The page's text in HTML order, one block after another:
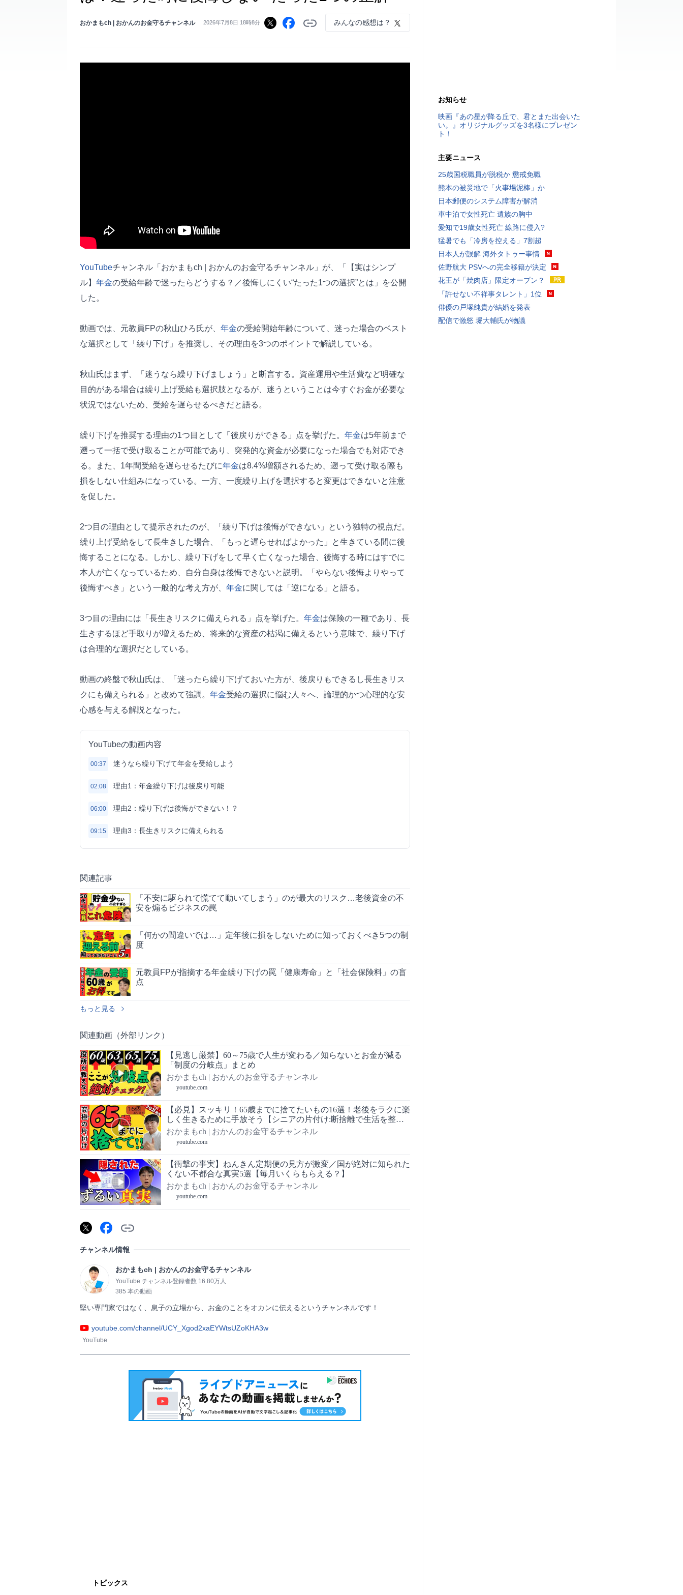
おかまもch | おかんのお金守るチャンネル 2026年7月8日 18時8分 みんなの感想は？
YouTubeチャンネル「おかまもch | おかんのお金守るチャンネル」が、「【実はシンプ
ル】 年金の受給年齢で迷ったらどうする？／後悔しにくい“たった1つの選択”とは」を公開
した。
動画では、元教員FPの秋山ひろ氏が、 年金の受給開始年齢について、迷った場合のベスト
な選択として「繰り下げ」を推奨し、その理由を3つのポイントで解説している。
秋山氏はまず、「迷うなら繰り下げましょう」と断言する。資産運用や生活費など明確な
目的がある場合は繰り上げ受給も選択肢となるが、迷うということは今すぐお金が必要な
状況ではないため、受給を遅らせるべきだと語る。
繰り下げを推奨する理由の1つ目として「後戻りができる」点を挙げた。 年金は5年前まで
遡って一括で受け取ることが可能であり、突発的な資金が必要になった場合でも対応でき
る。また、1年間受給を遅らせるたびに年金は8.4%増額されるため、遡って受け取る際も
損をしない仕組みになっている。一方、一度繰り上げを選択すると変更はできないと注意
を促した。
2つ目の理由として提示されたのが、「繰り下げは後悔ができない」という独特の視点だ。
繰り上げ受給をして長生きした場合、「もっと遅らせればよかった」と生きている間に後
悔することになる。しかし、繰り下げをして早く亡くなった場合、後悔する時にはすでに
本人が亡くなっているため、自分自身は後悔できないと説明。「やらない後悔よりやって
後悔すべき」という一般的な考え方が、 年金に関しては「逆になる」と語る。
3つ目の理由には「長生きリスクに備えられる」点を挙げた。 年金は保険の一種であり、長
生きするほど手取りが増えるため、将来的な資産の枯渇に備えるという意味で、繰り下げ
は合理的な選択だとしている。
動画の終盤で秋山氏は、「迷ったら繰り下げておいた方が、後戻りもできるし長生きリス
クにも備えられる」と改めて強調。 年金受給の選択に悩む人々へ、論理的かつ心理的な安
心感を与える解説となった。
YouTubeの動画内容
00:37 迷うなら繰り下げて年金を受給しよう
02:08 理由1：年金繰り下げは後戻り可能
06:00 理由2：繰り下げは後悔ができない！？
09:15 理由3：長生きリスクに備えられる
関連記事
「不安に駆られて慌てて動いてしまう」のが最大のリスク…老後資金の不
安を煽るビジネスの罠
「何かの間違いでは…」定年後に損をしないために知っておくべき5つの制
度
元教員FPが指摘する年金繰り下げの罠「健康寿命」と「社会保険料」の盲
点
もっと見る
関連動画（外部リンク）
【見逃し厳禁】60～75歳で人生が変わる／知らないとお金が減る
「制度の分岐点」まとめ
おかまもch | おかんのお金守るチャンネル
youtube.com
【必見】スッキリ！65歳までに捨てたいもの16選！老後をラクに楽
しく生きるために手放そう【シニアの片付け:断捨離で生活を整え
る】
おかまもch | おかんのお金守るチャンネル
youtube.com
【衝撃の事実】ねんきん定期便の見方が激変／国が絶対に知られた
くない不都合な真実5選【毎月いくらもらえる？】
おかまもch | おかんのお金守るチャンネル
youtube.com
チャンネル情報
おかまもch | おかんのお金守るチャンネル
YouTube チャンネル登録者数 16.80万人
385 本の動画
youtube.com/channel/UCY_Xgod2xaEYWtsUZoKHA3w
YouTube
トピックス
お知らせ
映画『あの星が降る丘で、君とまた出会いた
い。』オリジナルグッズを3名様にプレゼン
ト！
主要ニュース
25歳国税職員が脱税か 懲戒免職
熊本の被災地で「火事場泥棒」か
日本郵便のシステム障害が解消
車中泊で女性死亡 遺族の胸中
愛知で19歳女性死亡 線路に侵入?
猛暑でも「冷房を控える」7割超
日本人が誤解 海外タトゥー事情
佐野航大 PSVへの完全移籍が決定
花王が「焼肉店」限定オープン？
「許せない不祥事タレント」1位
俳優の戸塚純貴が結婚を発表
配信で激怒 堀大輔氏が物議